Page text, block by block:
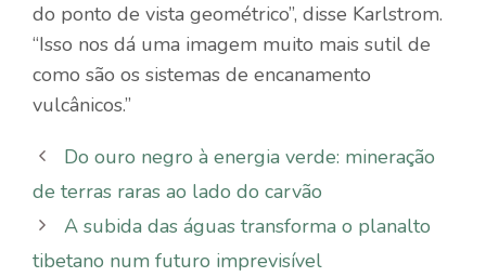
do ponto de vista geométrico”, disse Karlstrom.
“Isso nos dá uma imagem muito mais sutil de
como são os sistemas de encanamento
vulcânicos.”
Do ouro negro à energia verde: mineração
de terras raras ao lado do carvão
A subida das águas transforma o planalto
tibetano num futuro imprevisível